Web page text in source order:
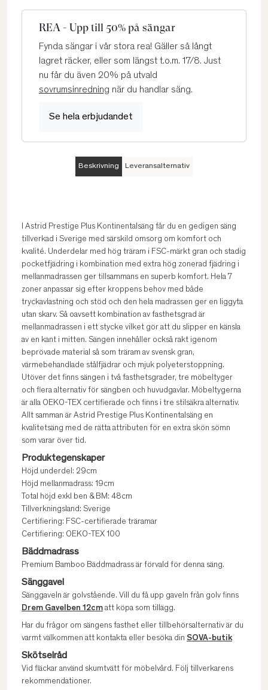
REA - Upp till 50% på sängar
Fynda sängar i vår stora rea! Gäller så långt
lagret räcker, eller som längst t.o.m. 17/8. Just
nu får du även 20% på utvald
sovrumsinredning när du handlar säng.
Se hela erbjudandet
Beskrivning Leveransalternativ
I Astrid Prestige Plus Kontinentalsäng får du en gedigen säng
tillverkad i Sverige med särskild omsorg om komfort och
kvalité. Underdelar med hög träram i FSC-märkt gran och stadig
pocketfjädring i kombination med extra hög zonerad fjädring i
mellanmadrassen ger tillsammans en superb komfort. Hela 7
zoner anpassar sig efter kroppens behov med både
tryckavlastning och stöd och den hela madrassen ger en liggyta
utan skarv. Så oavsett kombination av fasthetsgrad är
mellanmadrassen i ett stycke vilket gör att du slipper en känsla
av en kant i mitten. Sängen innehåller också rakt igenom
beprövade material så som träram av svensk gran,
värmebehandlade stålfjädrar och mjuk polyeterstoppning.
Utöver det finns sängen i två fasthetsgrader, tre möbeltyger
och flera alternativ för sängben och huvudgavlar. Möbeltygerna
är alla OEKO-TEX certifierade och finns i tre stilsäkra alternativ.
Allt samman är Astrid Prestige Plus Kontinentalsäng en
kvalitetsäng med de rätta attributen för en extra skön sömn
som varar över tid.
Produktegenskaper
Höjd underdel: 29cm
Höjd mellanmadrass: 19cm
Total höjd exkl ben & BM: 48cm
Tillverkningsland: Sverige
Certifiering: FSC-certifierade träramar
Certifiering: OEKO-TEX 100
Bäddmadrass
Premium Bamboo Bäddmadrass är förvald för denna säng.
Sänggavel
Sänggaveln är golvstående. Vill du få upp gaveln från golv finns
Drem Gavelben 12cm att köpa som tillägg.
Har du frågor om sängens fasthet eller tillbehörsalternativ är du
varmt välkommen att kontakta eller besöka din SOVA-butik
Skötselråd
Vid fläckar använd skumtvätt för möbelvård. Följ tillverkarens
rekommendationer.